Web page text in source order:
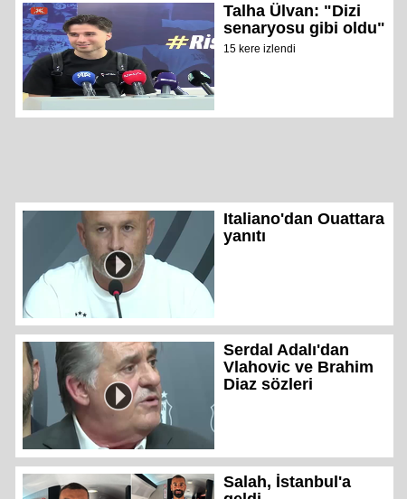
Talha Ülvan: "Dizi
senaryosu gibi oldu"
15 kere izlendi
Italiano'dan Ouattara
yanıtı
Serdal Adalı'dan
Vlahovic ve Brahim
Diaz sözleri
Salah, İstanbul'a